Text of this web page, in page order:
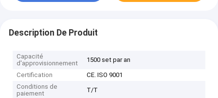
Description De Produit
Capacité
d'approvisionnement
1500 set par an
Certification
CE. ISO 9001
Conditions de
paiement
T/T